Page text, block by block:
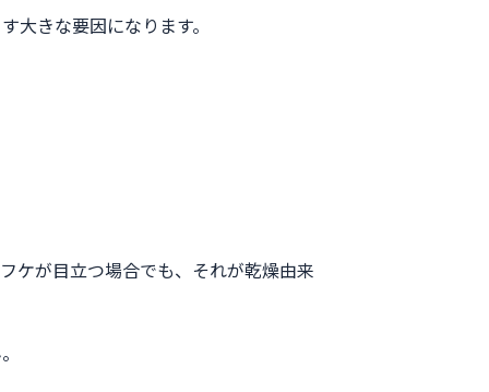
大きな要因になります。
ケが目立つ場合でも、それが乾燥由来